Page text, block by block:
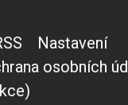
Nastavení
osobních